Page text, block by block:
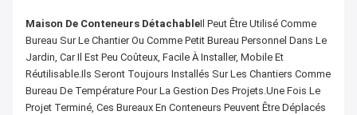
Maison De Conteneurs DétachableIl Peut Être Utilisé Comme
Bureau Sur Le Chantier Ou Comme Petit Bureau Personnel Dans Le
Jardin, Car Il Est Peu Coûteux, Facile À Installer, Mobile Et
Réutilisable.Ils Seront Toujours Installés Sur Les Chantiers Comme
Bureau De Température Pour La Gestion Des Projets.Une Fois Le
Projet Terminé, Ces Bureaux En Conteneurs Peuvent Être Déplacés